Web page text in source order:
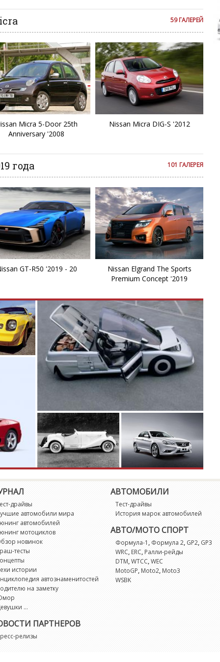
59 ГАЛЕРЕЙ
Micra 5-Door 25th
Anniversary '2008
Nissan Micra DIG-S '2012
101 ГАЛЕРЕЯ
года
GT-R50 '2019 - 20
Nissan Elgrand The Sports
Premium Concept '2019
драйвы
автомобили мира
автомобилей
мотоциклов
новинок
тесты
истории
автознаменитостей
на заметку
...
ПАРТНЕРОВ
релизы
АВТОМОБИЛИ
Тест-драйвы
История марок автомобилей
АВТО/МОТО СПОРТ
Формула-1 , Формула 2, GP2, GP3
WRC,ERC,Ралли-рейды
DTM,WTCC,WEC
MotoGP,Moto2,Moto3
WSBK